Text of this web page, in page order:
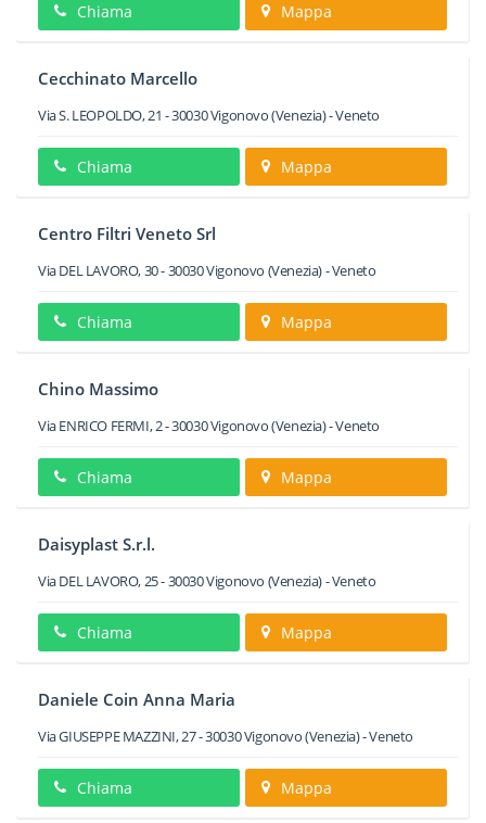
Chiama Mappa
Cecchinato Marcello
Via S. LEOPOLDO, 21 -30030Vigonovo(Venezia) -Veneto
Chiama Mappa
Centro Filtri Veneto Srl
Via DEL LAVORO, 30-30030Vigonovo (Venezia) -Veneto
Chiama Mappa
Chino Massimo
Via ENRICO FERMI, 2-30030Vigonovo(Venezia) -Veneto
Chiama Mappa
Daisyplast S.r.l.
Via DEL LAVORO, 25-30030Vigonovo (Venezia) -Veneto
Chiama Mappa
Daniele Coin Anna Maria
Via GIUSEPPE MAZZINI, 27-30030Vigonovo(Venezia) -Veneto
Chiama Mappa